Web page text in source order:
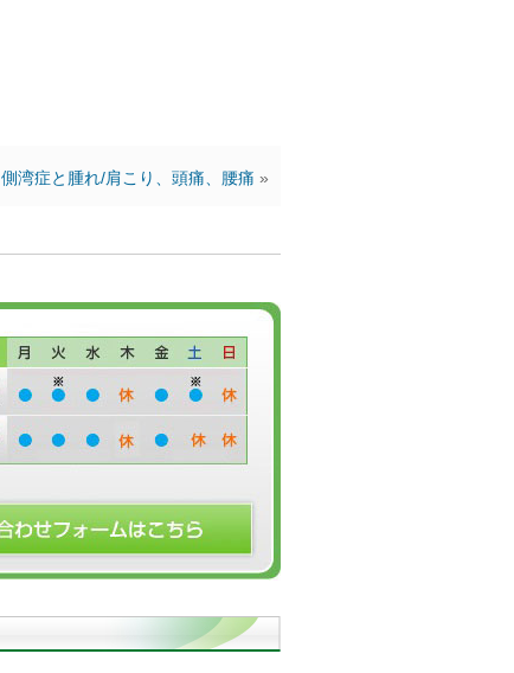
側湾症と腫れ/肩こり、頭痛、腰痛 »